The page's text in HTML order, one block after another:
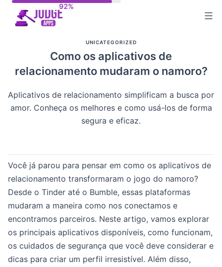
UNICATEGORIZED
Como os aplicativos de
relacionamento mudaram o namoro?
Aplicativos de relacionamento simplificam a busca por
amor. Conheça os melhores e como usá-los de forma
segura e eficaz.
Você já parou para pensar em como os aplicativos de
relacionamento transformaram o jogo do namoro?
Desde o Tinder até o Bumble, essas plataformas
mudaram a maneira como nos conectamos e
encontramos parceiros. Neste artigo, vamos explorar
os principais aplicativos disponíveis, como funcionam,
os cuidados de segurança que você deve considerar e
dicas para criar um perfil irresistível. Além disso,